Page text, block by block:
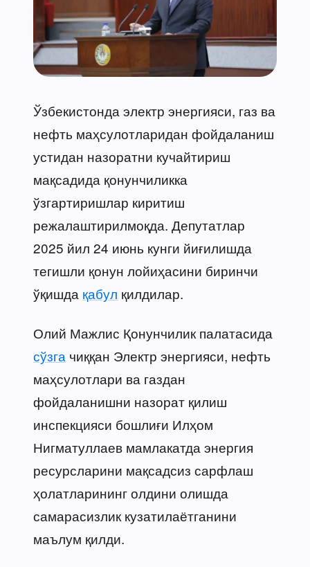
Ўзбекистонда электр энергияси, газ ва
нефть маҳсулотларидан фойдаланиш
устидан назоратни кучайтириш
мақсадида қонунчиликка
ўзгартиришлар киритиш
режалаштирилмоқда. Депутатлар
2025 йил 24 июнь кунги йиғилишда
тегишли қонун лойиҳасини биринчи
ўқишда қабул қилдилар.
Олий Мажлис Қонунчилик палатасида
сўзга чиққан Электр энергияси, нефть
маҳсулотлари ва газдан
фойдаланишни назорат қилиш
инспекцияси бошлиғи Илҳом
Нигматуллаев мамлакатда энергия
ресурсларини мақсадсиз сарфлаш
ҳолатларининг олдини олишда
самарасизлик кузатилаётганини
маълум қилди.